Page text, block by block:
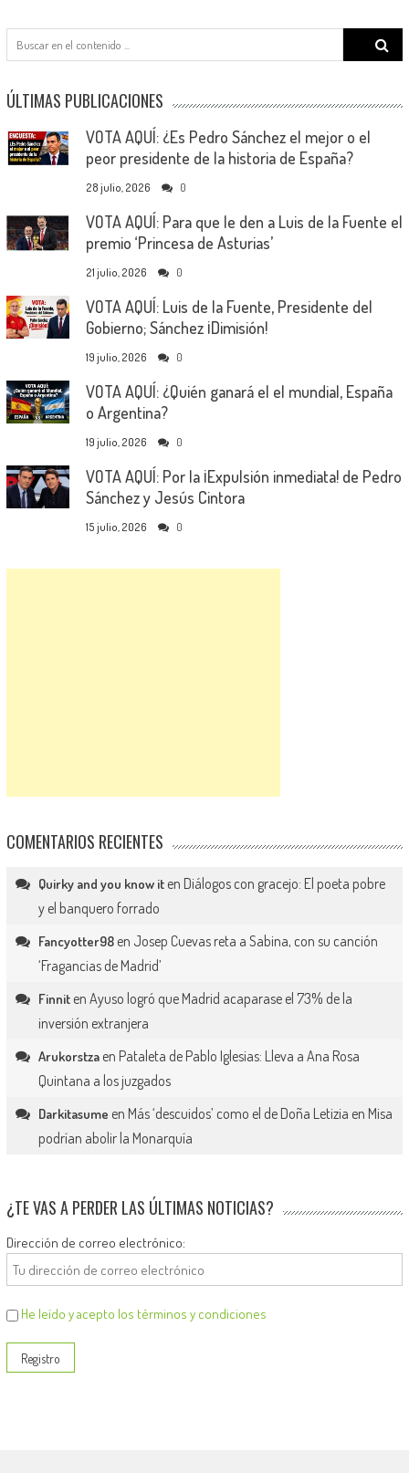
Search
for:
ÚLTIMAS PUBLICACIONES
VOTA AQUÍ: ¿Es Pedro Sánchez el mejor o el
peor presidente de la historia de España?
28 julio, 2026 0
VOTA AQUÍ: Para que le den a Luis de la Fuente el
premio ‘Princesa de Asturias’
21 julio, 2026 0
VOTA AQUÍ: Luis de la Fuente, Presidente del
Gobierno; Sánchez ¡Dimisión!
19 julio, 2026 0
VOTA AQUÍ: ¿Quién ganará el el mundial, España
o Argentina?
19 julio, 2026 0
VOTA AQUÍ: Por la ¡Expulsión inmediata! de Pedro
Sánchez y Jesús Cintora
15 julio, 2026 0
COMENTARIOS RECIENTES
Quirky and you know iten Diálogos con gracejo: El poeta pobre
y el banquero forrado
Fancyotter98en Josep Cuevas reta a Sabina, con su canción
‘Fragancias de Madrid’
Finniten Ayuso logró que Madrid acaparase el 73% de la
inversión extranjera
Arukorstzaen Pataleta de Pablo Iglesias: Lleva a Ana Rosa
Quintana a los juzgados
Darkitasume en Más ‘descuidos’ como el de Doña Letizia en Misa
podrían abolir la Monarquía
¿TE VAS A PERDER LAS ÚLTIMAS NOTICIAS?
Dirección de correo electrónico:
He leído y acepto los términos y condiciones